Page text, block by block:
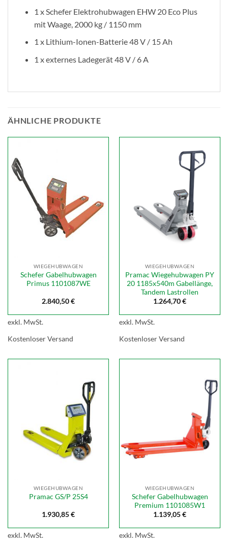
1 x Schefer Elektrohubwagen EHW 20 Eco Plus
mit Waage, 2000 kg / 1150 mm
1 x Lithium-Ionen-Batterie 48 V / 15 Ah
1 x externes Ladegerät 48 V / 6 A
ÄHNLICHE PRODUKTE
WIEGEHUBWAGEN
Schefer Gabelhubwagen
Primus 1101087WE
2.840,50€
exkl. MwSt.
Kostenloser Versand
WIEGEHUBWAGEN
Pramac Wiegehubwagen PY
20 1185x540m Gabellänge,
Tandem Lastrollen
1.264,70€
exkl. MwSt.
Kostenloser Versand
WIEGEHUBWAGEN
Pramac GS/P 25S4
1.930,85€
exkl. MwSt.
WIEGEHUBWAGEN
Schefer Gabelhubwagen
Premium 1101085W1
1.139,05€
exkl. MwSt.